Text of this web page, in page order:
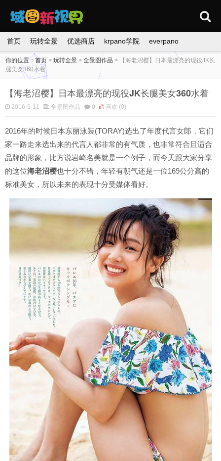
首页 玩转全景 优选商店 krpano学院 everpano
你的位置：首页 > 玩转全景 > 全景图作品 >
【海老沼樱】日本最漂亮的现役JK长
腿美女360水着
【海老沼樱】日本最漂亮的现役JK长腿美女360水着
2016-5-11 全景图作品 0 喜欢 (0)
2016年的时候日本东丽泳装(TORAY)选出了年度代言女郎，它们
家一路走来选出来的代言人都非常的有气质，也非常符合且适合
品牌的形象，比方说岩崎名美就是一个例子，而今天跟大家分享
的这位海老沼樱也十分不错，年轻有朝气还是一位169公分高的
标准美女，所以未来的表现十分受媒体看好。